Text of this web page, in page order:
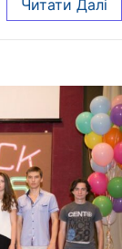
Читати Далі